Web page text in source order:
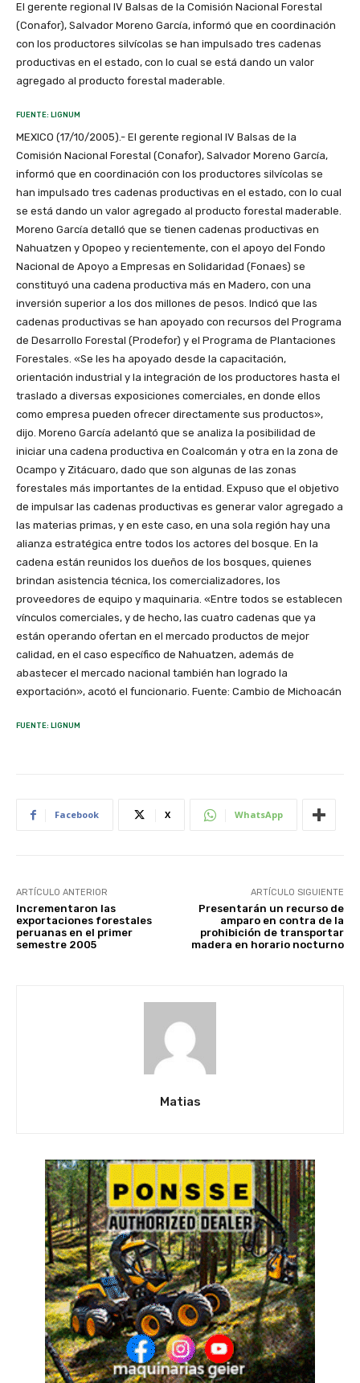
El gerente regional IV Balsas de la Comisión Nacional Forestal
(Conafor), Salvador Moreno García, informó que en coordinación
con los productores silvícolas se han impulsado tres cadenas
productivas en el estado, con lo cual se está dando un valor
agregado al producto forestal maderable.
FUENTE: LIGNUM
MEXICO (17/10/2005).- El gerente regional IV Balsas de la
Comisión Nacional Forestal (Conafor), Salvador Moreno García,
informó que en coordinación con los productores silvícolas se
han impulsado tres cadenas productivas en el estado, con lo cual
se está dando un valor agregado al producto forestal maderable.
Moreno García detalló que se tienen cadenas productivas en
Nahuatzen y Opopeo y recientemente, con el apoyo del Fondo
Nacional de Apoyo a Empresas en Solidaridad (Fonaes) se
constituyó una cadena productiva más en Madero, con una
inversión superior a los dos millones de pesos. Indicó que las
cadenas productivas se han apoyado con recursos del Programa
de Desarrollo Forestal (Prodefor) y el Programa de Plantaciones
Forestales. «Se les ha apoyado desde la capacitación,
orientación industrial y la integración de los productores hasta el
traslado a diversas exposiciones comerciales, en donde ellos
como empresa pueden ofrecer directamente sus productos»,
dijo. Moreno García adelantó que se analiza la posibilidad de
iniciar una cadena productiva en Coalcomán y otra en la zona de
Ocampo y Zitácuaro, dado que son algunas de las zonas
forestales más importantes de la entidad. Expuso que el objetivo
de impulsar las cadenas productivas es generar valor agregado a
las materias primas, y en este caso, en una sola región hay una
alianza estratégica entre todos los actores del bosque. En la
cadena están reunidos los dueños de los bosques, quienes
brindan asistencia técnica, los comercializadores, los
proveedores de equipo y maquinaria. «Entre todos se establecen
vínculos comerciales, y de hecho, las cuatro cadenas que ya
están operando ofertan en el mercado productos de mejor
calidad, en el caso específico de Nahuatzen, además de
abastecer el mercado nacional también han logrado la
exportación», acotó el funcionario. Fuente: Cambio de Michoacán
FUENTE: LIGNUM
Facebook X WhatsApp
ARTÍCULO ANTERIOR
Incrementaron las
exportaciones forestales
peruanas en el primer
semestre 2005
ARTÍCULO SIGUIENTE
Presentarán un recurso de
amparo en contra de la
prohibición de transportar
madera en horario nocturno
Matias